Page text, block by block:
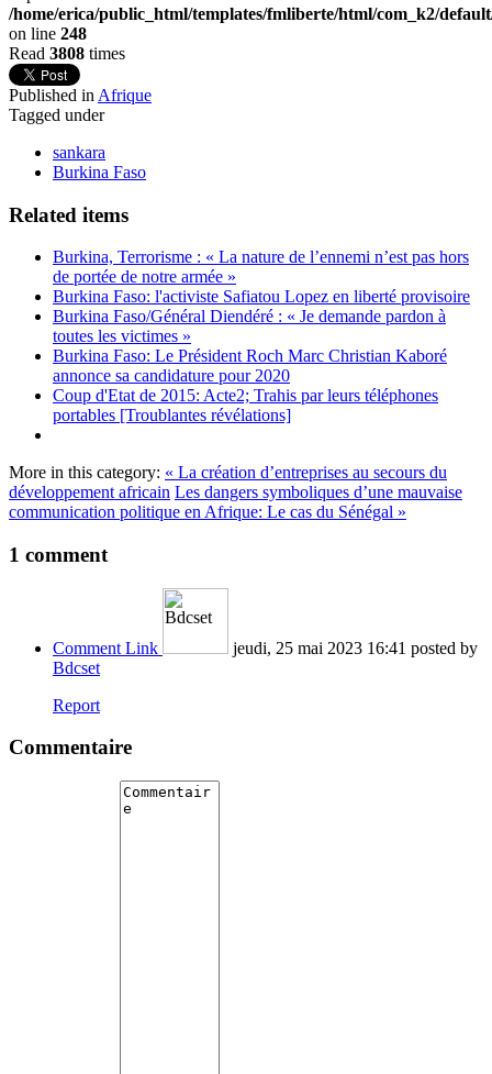
/home/erica/public_html/templates/fmliberte/html/com_k2/
on line 248
Read 3808 times
Published in Afrique
Tagged under
sankara
Burkina Faso
Related items
Burkina, Terrorisme : « La nature de l’ennemi n’est pas hors
de portée de notre armée »
Burkina Faso: l'activiste Safiatou Lopez en liberté provisoire
Burkina Faso/Général Diendéré : « Je demande pardon à
toutes les victimes »
Burkina Faso: Le Président Roch Marc Christian Kaboré
annonce sa candidature pour 2020
Coup d'Etat de 2015: Acte2; Trahis par leurs téléphones
portables [Troublantes révélations]
More in this category: « La création d’entreprises au secours du
développement africain Les dangers symboliques d’une mauvaise
communication politique en Afrique: Le cas du Sénégal »
1 comment
Comment Link jeudi, 25 mai 2023 16:41 posted by
Bdcset
Report
Commentaire